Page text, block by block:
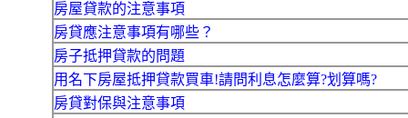
房屋貸款的注意事項
房貸應注意事項有哪些？
房子抵押貸款的問題
用名下房屋抵押貸款買車!請問利息怎麼算?划算嗎?
房貸對保與注意事項